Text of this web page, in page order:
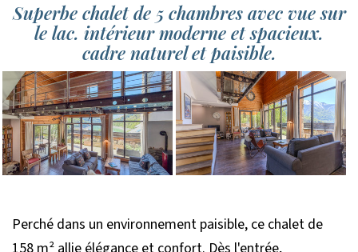
Superbe chalet de 5 chambres avec vue sur
le lac. intérieur moderne et spacieux.
cadre naturel et paisible.
Perché dans un environnement paisible, ce chalet de